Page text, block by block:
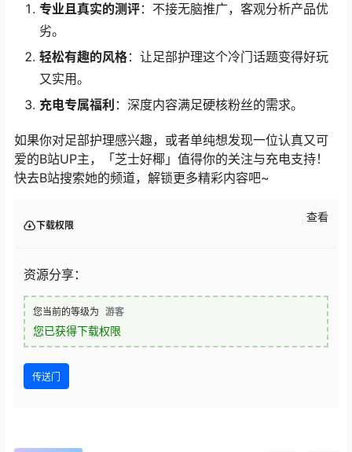
专业且真实的测评：不接无脑推广，客观分析产品优
劣。
轻松有趣的风格：让足部护理这个冷门话题变得好玩
又实用。
充电专属福利 ：深度内容满足硬核粉丝的需求。
如果你对足部护理感兴趣，或者单纯想发现一位认真又可
爱的B站UP主，「芝士好椰」值得你的关注与充电支持！
快去B站搜索她的频道，解锁更多精彩内容吧~
下载权限
查看
资源分享：
您当前的等级为 游客
您已获得下载权限
传送门